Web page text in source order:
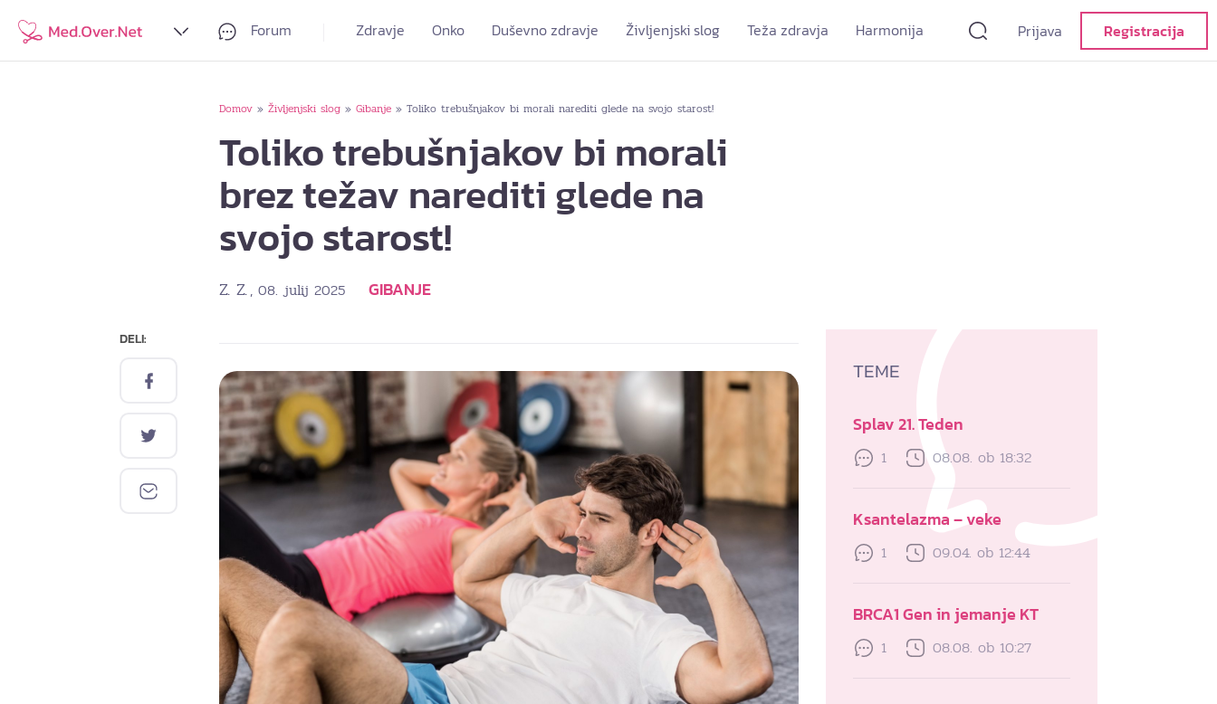
Forum Zdravje Onko Duševno zdravje Življenjski slog Teža zdravja Harmonija Prijava Registracija
Domov » Življenjski slog » Gibanje » Toliko trebušnjakov bi morali narediti glede na svojo starost!
Toliko trebušnjakov bi morali
brez težav narediti glede na
svojo starost!
Z. Z., 08. julij 2025 GIBANJE
DELI:
TEME
Splav 21. Teden
1 08.08. ob 18:32
Ksantelazma – veke
1 09.04. ob 12:44
BRCA1 Gen in jemanje KT
1 08.08. ob 10:27